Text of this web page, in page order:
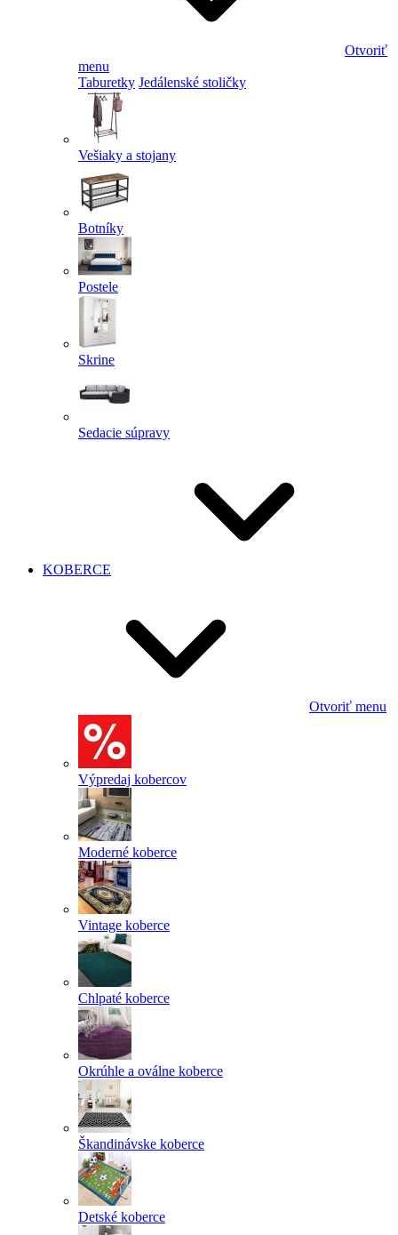
Otvoriť
menu
Taburetky Jedálenské stoličky
Vešiaky a stojany
Botníky
Postele
Skrine
Sedacie súpravy
KOBERCE
Otvoriť menu
Výpredaj kobercov
Moderné koberce
Vintage koberce
Chlpaté koberce
Okrúhle a oválne koberce
Škandinávske koberce
Detské koberce